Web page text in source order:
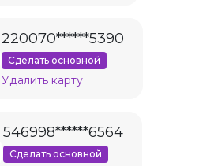
220070******5390
Сделать основной
Удалить карту
546998******6564
Сделать основной